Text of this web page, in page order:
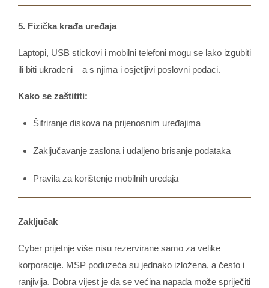
5. Fizička krađa uređaja
Laptopi, USB stickovi i mobilni telefoni mogu se lako izgubiti
ili biti ukradeni – a s njima i osjetljivi poslovni podaci.
Kako se zaštititi:
Šifriranje diskova na prijenosnim uređajima
Zaključavanje zaslona i udaljeno brisanje podataka
Pravila za korištenje mobilnih uređaja
Zaključak
Cyber prijetnje više nisu rezervirane samo za velike
korporacije. MSP poduzeća su jednako izložena, a često i
ranjivija. Dobra vijest je da se većina napada može spriječiti